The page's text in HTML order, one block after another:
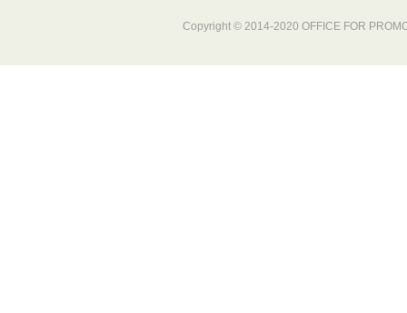
Copyright © 2014-2020 OFFICE FOR